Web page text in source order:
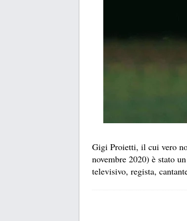
Gigi Proietti, il cui vero
novembre 2020) è stato
televisivo, regista,